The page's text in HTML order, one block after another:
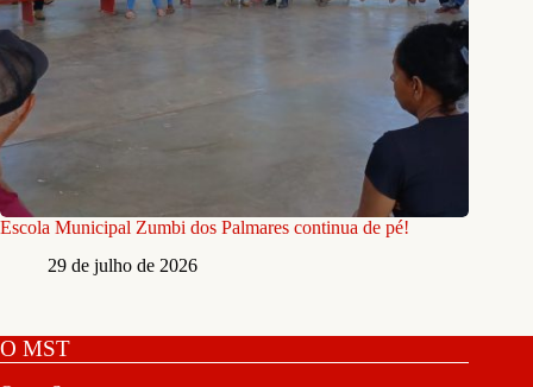
Escola Municipal Zumbi dos Palmares continua de pé!
29 de julho de 2026
O MST